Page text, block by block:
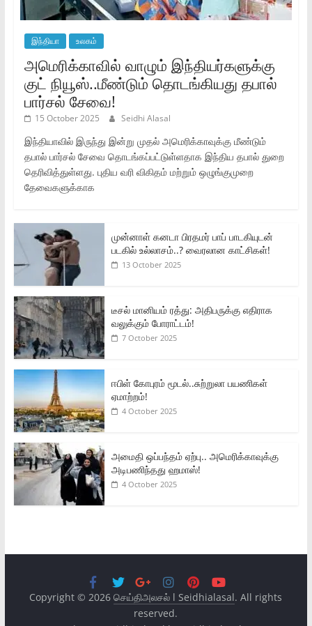
இந்தியா உலகம்
அமெரிக்காவில் வாழும் இந்தியர்களுக்கு
குட் நியூஸ்..மீண்டும் தொடங்கியது தபால்
பார்சல் சேவை!
15 October 2025 Seidhi Alasal
இந்தியாவில் இருந்து இன்று முதல் அமெரிக்காவுக்கு மீண்டும்
தபால் பார்சல் சேவை தொடங்கப்பட்டுள்ளதாக இந்திய தபால் துறை
தெரிவித்துள்ளது. புதிய வரி விகிதம் மற்றும் ஒழுங்குமுறை
தேவைகளுக்காக
முன்னாள் கனடா பிரதமர் பாப் பாடகியுடன்
படகில் உல்லாசம்..? வைரலான காட்சிகள்!
13 October 2025
டீசல் மானியம் ரத்து: அதிபருக்கு எதிராக
வலுக்கும் போராட்டம்!
7 October 2025
ஈபிள் கோபுரம் மூடல்..சுற்றுலா பயணிகள்
ஏமாற்றம்!
4 October 2025
அமைதி ஒப்பந்தம் ஏற்பு.. அமெரிக்காவுக்கு
அடிபணிந்தது ஹமாஸ்!
4 October 2025
Copyright © 2026செய்திஅலசல் l Seidhialasal. All rights
reserved.